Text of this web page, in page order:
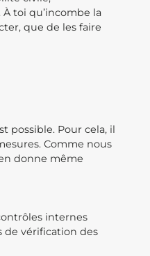
toi qu’incombe la
que de les faire
possible. Pour cela, il
Comme nous
donne même
internes
de vérification des